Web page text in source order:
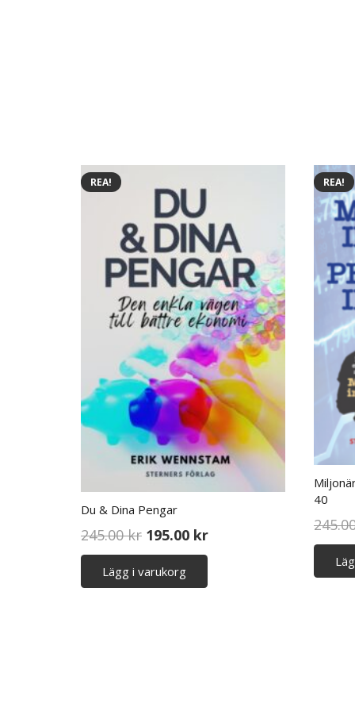
REA!
Du & Dina Pengar
245.00kr Det
ursprungliga
priset
var:
195.00 krDet
Lägg i varukorg
REA!
40